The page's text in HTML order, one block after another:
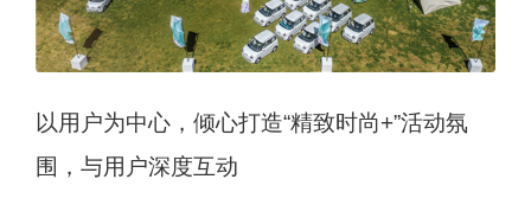
以用户为中心，倾心打造“精致时尚+”活动氛
围，与用户深度互动